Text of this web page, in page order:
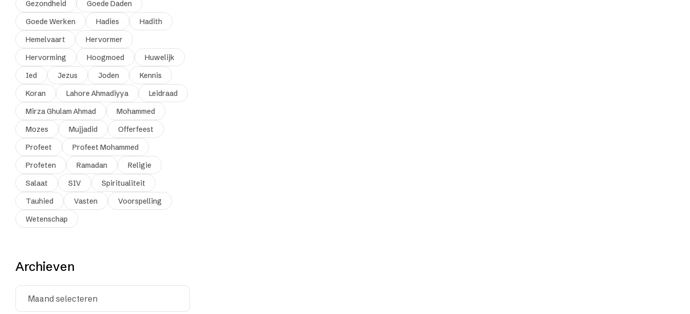
Gezondheid
Goede Daden
Goede Werken
Hadies
Hadith
Hemelvaart
Hervormer
Hervorming
Hoogmoed
Huwelijk
Ied
Jezus Joden
Kennis
Koran
Lahore Ahmadiyya
Leidraad
Mirza Ghulam Ahmad
Mohammed
Mozes
Mujjadid
Offerfeest
Profeet
Profeet Mohammed
Profeten
Ramadan
Religie
Salaat
SIV
Spiritualiteit
Tauhied
Vasten
Voorspelling
Wetenschap
Archieven